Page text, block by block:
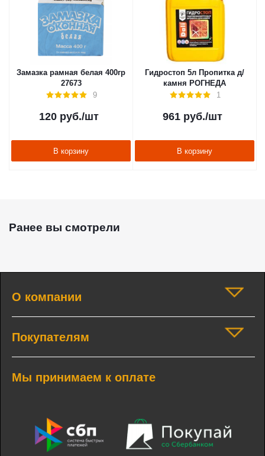
Замазка рамная белая 400гр
27673
9
120 руб./шт
В корзину
Гидростоп 5л Пропитка д/
камня РОГНЕДА
1
961 руб./шт
В корзину
Ранее вы смотрели
О компании
Покупателям
Мы принимаем к оплате